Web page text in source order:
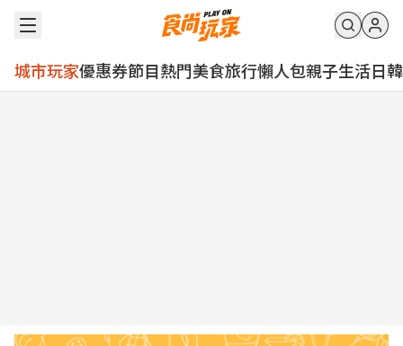
城市玩家優惠券節目熱門美食旅行懶人包親子生活日韓